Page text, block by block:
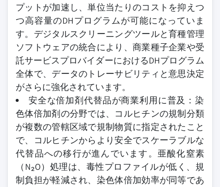
プットが加速し、単位当たりのコストを抑えつ
つ高容量のDHプログラムが可能になっていま
す。デジタルスクリーニングツールと育種管理
ソフトウェアの統合により、商業種子企業や受
託サービスプロバイダーにおけるDHプログラム
全体で、データのトレーサビリティと意思決定
がさらに強化されています。
安全な倍加剤代替品が商業利用に普及：染
色体倍加剤の分野では、コルヒチンの規制分類
が複数の管轄区域で規制物質に指定されたこと
で、コルヒチンからより安全でスケーラブルな
代替品への移行が進んでいます。亜酸化窒素
（N₂O）処理は、毒性プロファイルが低く、規
制負担が軽減され、染色体倍加効率が同等であ